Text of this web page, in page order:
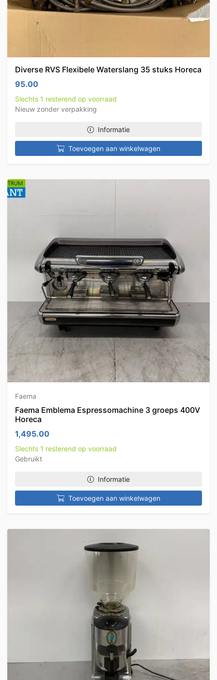
Diverse RVS Flexibele Waterslang 35 stuks Horeca
95.00
Slechts 1 resterend op voorraad
Nieuw zonder verpakking
Informatie
Toevoegen aan winkelwagen
Faema
Faema Emblema Espressomachine 3 groeps 400V
Horeca
1,495.00
Slechts 1 resterend op voorraad
Gebruikt
Informatie
Toevoegen aan winkelwagen